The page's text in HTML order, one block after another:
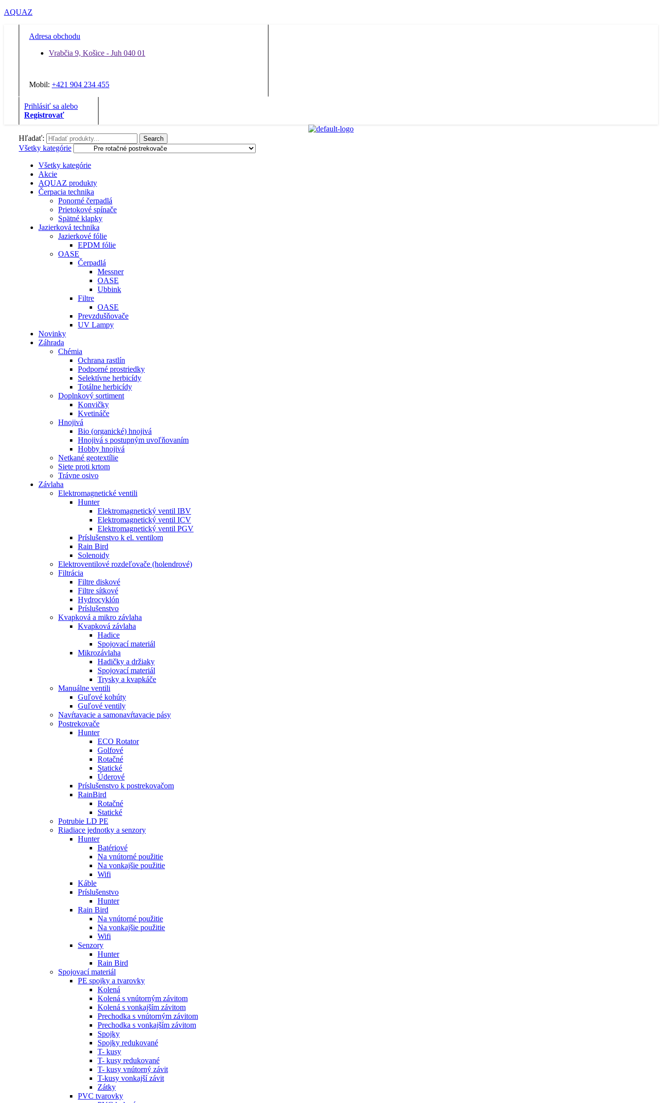
AQUAZ
Adresa obchodu
Vrabčia 9, Košice - Juh 040 01
Mobil: +421 904 234 455
Prihlásiť sa alebo
Registrovať
Hľadať: Search
Všetky kategórie
Všetky kategórie
Akcie
AQUAZ produkty
Čerpacia technika
Ponorné čerpadlá
Prietokové spínače
Spätné klapky
Jazierková technika
Jazierkové fólie
EPDM fólie
OASE
Čerpadlá
Messner
OASE
Ubbink
Filtre
OASE
Prevzdušňovače
UV Lampy
Novinky
Záhrada
Chémia
Ochrana rastlín
Podporné prostriedky
Selektívne herbicídy
Totálne herbicídy
Doplnkový sortiment
Konvičky
Kvetináče
Hnojivá
Bio (organické) hnojivá
Hnojivá s postupným uvoľňovaním
Hobby hnojivá
Netkané geotextílie
Siete proti krtom
Trávne osivo
Závlaha
Elektromagnetické ventili
Hunter
Elektromagnetický ventil IBV
Elektromagnetický ventil ICV
Elektromagnetický ventil PGV
Príslušenstvo k el. ventilom
Rain Bird
Solenoidy
Elektroventilové rozdeľovače (holendrové)
Filtrácia
Filtre diskové
Filtre sítkové
Hydrocyklón
Príslušenstvo
Kvapková a mikro závlaha​
Kvapková závlaha
Hadice
Spojovací materiál
Mikrozávlaha
Hadičky a držiaky
Spojovací materiál
Trysky a kvapkáče
Manuálne ventili
Guľové kohúty
Guľové ventily
Navŕtavacie a samonavŕtavacie pásy
Postrekovače
Hunter
ECO Rotator
Golfové
Rotačné
Statické
Úderové
Príslušenstvo k postrekovačom
RainBird
Rotačné
Statické
Potrubie LD PE
Riadiace jednotky a senzory
Hunter
Batériové
Na vnútorné použitie
Na vonkajšie použitie
Wifi
Káble
Príslušenstvo
Hunter
Rain Bird
Na vnútorné použitie
Na vonkajšie použitie
Wifi
Senzory
Hunter
Rain Bird
Spojovací materiál
PE spojky a tvarovky
Kolená
Kolená s vnútorným závitom
Kolená s vonkajším závitom
Prechodka s vnútorným závitom
Prechodka s vonkajším závitom
Spojky
Spojky redukované
T- kusy
T- kusy redukované
T- kusy vnútorný závit
T-kusy vonkajší závit
Zátky
PVC tvarovky